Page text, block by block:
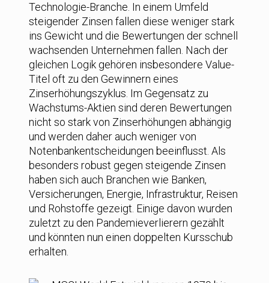
Technologie-Branche. In einem Umfeld
steigender Zinsen fallen diese weniger stark
ins Gewicht und die Bewertungen der schnell
wachsenden Unternehmen fallen. Nach der
gleichen Logik gehören insbesondere Value-
Titel oft zu den Gewinnern eines
Zinserhöhungszyklus. Im Gegensatz zu
Wachstums-Aktien sind deren Bewertungen
nicht so stark von Zinserhöhungen abhängig
und werden daher auch weniger von
Notenbankentscheidungen beeinflusst. Als
besonders robust gegen steigende Zinsen
haben sich auch Branchen wie Banken,
Versicherungen, Energie, Infrastruktur, Reisen
und Rohstoffe gezeigt. Einige davon wurden
zuletzt zu den Pandemieverlierern gezählt
und könnten nun einen doppelten Kursschub
erhalten.